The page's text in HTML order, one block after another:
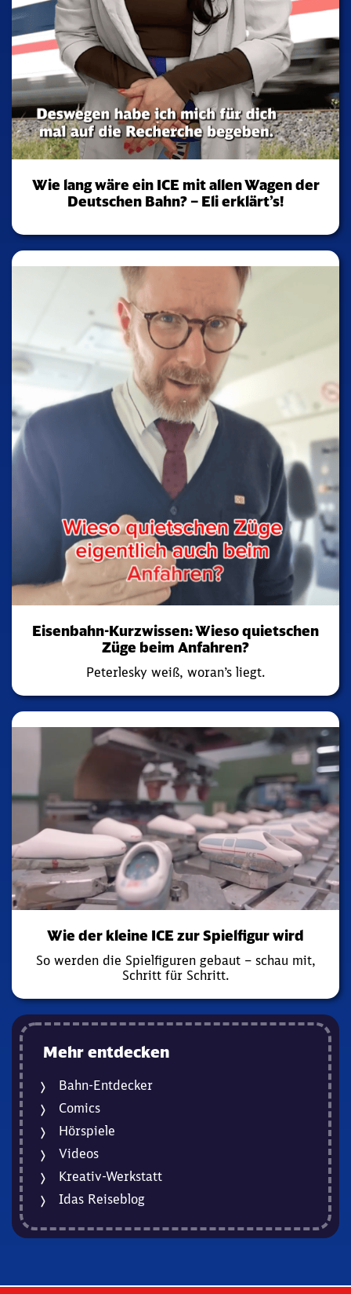
Wie lang wäre ein ICE mit allen Wagen der
Deutschen Bahn? – Eli erklärt’s!
Eisenbahn-Kurzwissen: Wieso quietschen
Züge beim Anfahren?
Peterlesky weiß, woran’s liegt.
Wie der kleine ICE zur Spielfigur wird
So werden die Spielfiguren gebaut – schau mit,
Schritt für Schritt.
Mehr entdecken
Bahn-Entdecker
Comics
Hörspiele
Videos
Kreativ-Werkstatt
Idas Reiseblog